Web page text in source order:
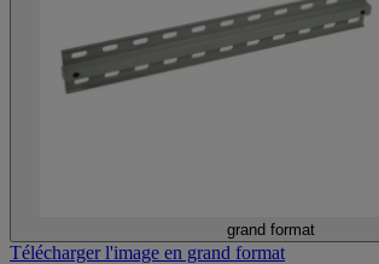
grand format
Télécharger l'image en grand format